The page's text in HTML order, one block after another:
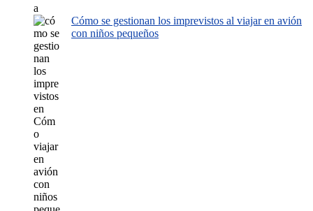
Cómo se gestionan los imprevistos al viajar en avión
con niños pequeños